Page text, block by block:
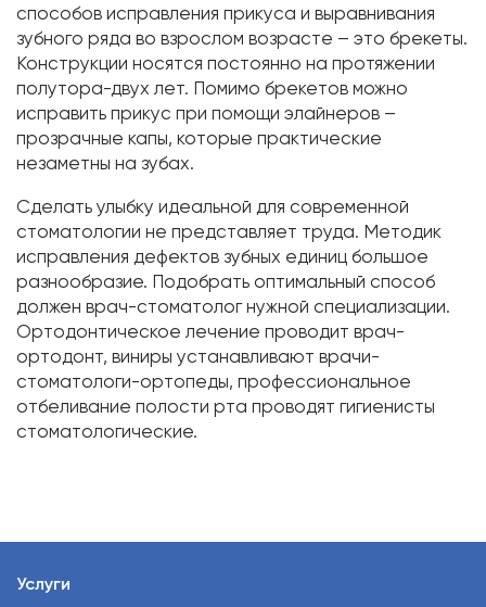
способов исправления прикуса и выравнивания
зубного ряда во взрослом возрасте – это брекеты.
Конструкции носятся постоянно на протяжении
полутора-двух лет. Помимо брекетов можно
исправить прикус при помощи элайнеров –
прозрачные капы, которые практические
незаметны на зубах.
Сделать улыбку идеальной для современной
стоматологии не представляет труда. Методик
исправления дефектов зубных единиц большое
разнообразие. Подобрать оптимальный способ
должен врач-стоматолог нужной специализации.
Ортодонтическое лечение проводит врач-
ортодонт, виниры устанавливают врачи-
стоматологи-ортопеды, профессиональное
отбеливание полости рта проводят гигиенисты
стоматологические.
Услуги